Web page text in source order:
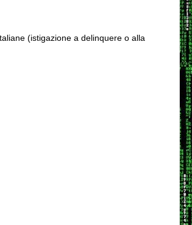
(istigazione a delinquere o alla